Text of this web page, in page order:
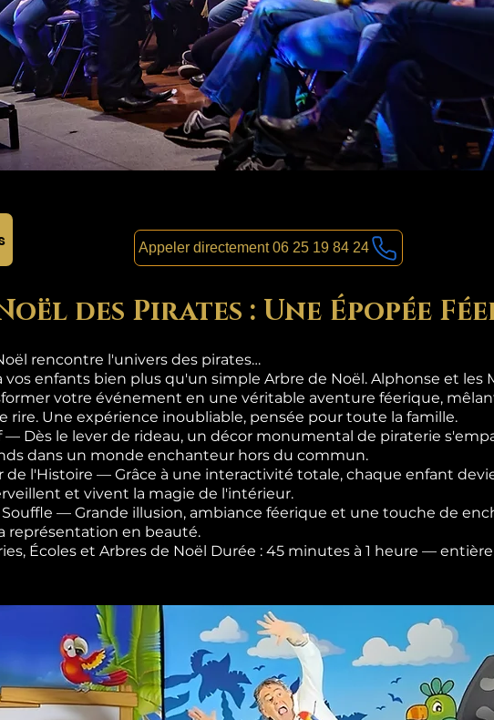
Appeler directement 06 25 19 84 24
des Pirates : Une Épopée
rencontre l'univers des pirates…
vos enfants bien plus qu'un simple Arbre de Noël. Alphonse et les
votre événement en une véritable aventure féerique,
rire. Une expérience inoubliable, pensée pour toute la famille.
— Dès le lever de rideau, un décor monumental de piraterie
dans un monde enchanteur hors du commun.
de l'Histoire — Grâce à une interactivité totale, chaque enfant
et vivent la magie de l'intérieur.
Souffle — Grande illusion, ambiance féerique et une touche de
représentation en beauté.
Écoles et Arbres de Noël Durée : 45 minutes à 1 heure —